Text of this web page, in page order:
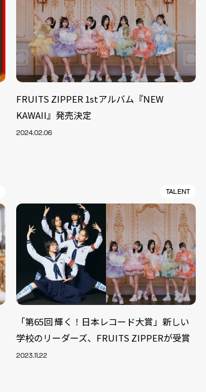
FRUITS ZIPPER 1stアルバム『NEW
KAWAII』発売決定
2024.02.06
TALENT
「第65回 輝く！日本レコード大賞」新しい
学校のリーダーズ、FRUITS ZIPPERが受賞
2023.11.22